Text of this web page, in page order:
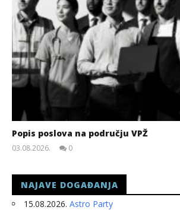
Popis poslova na području VPŽ
03.08.2026.
0
NAJAVE DOGAĐANJA
15.08.2026. Astro Party